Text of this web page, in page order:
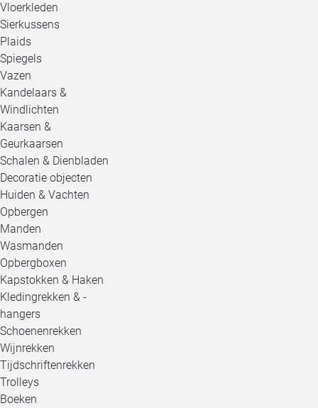
Vloerkleden
Sierkussens
Plaids
Spiegels
Vazen
Kandelaars &
Windlichten
Kaarsen &
Geurkaarsen
Schalen & Dienbladen
Decoratie objecten
Huiden & Vachten
Opbergen
Manden
Wasmanden
Opbergboxen
Kapstokken & Haken
Kledingrekken & -
hangers
Schoenenrekken
Wijnrekken
Tijdschriftenrekken
Trolleys
Boeken